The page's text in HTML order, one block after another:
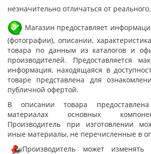
незначительно отличаться от реального.
Магазин предоставляет
(фотографии), описании,
товара по данным из каталогов и
производителей. Предоставляется
информация, находящаяся в
товаре представлена для
публичной офертой.
В описании товара
материалах основных
Производитель при изготовлении
иные материалы, не перечисленные в
Производитель может изменять